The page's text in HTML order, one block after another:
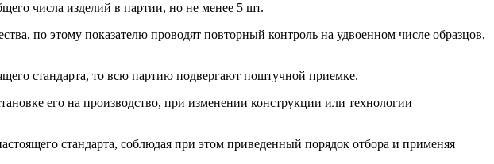
числа изделий в партии, но не менее 5 шт.
по этому показателю проводят повторный контроль на удвоенном числе образцов,
стандарта, то всю партию подвергают поштучной приемке.
его на производство, при изменении конструкции или технологии
стандарта, соблюдая при этом приведенный порядок отбора и применяя